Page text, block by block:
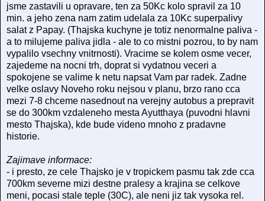
jsme zastavili u opravare, ten za 50Kc kolo spravil za 10
min. a jeho zena nam zatim udelala za 10Kc superpalivy
salat z Papay. (Thajska kuchyne je totiz nenormalne paliva -
a to milujeme paliva jidla - ale to co mistni pozrou, to by nam
vypalilo vsechny vnitrnosti). Vracime se kolem osme vecer,
zajedeme na nocni trh, doprat si vydatnou veceri a
spokojene se valime k netu napsat Vam par radek. Zadne
velke oslavy Noveho roku nejsou v planu, brzo rano cca
mezi 7-8 chceme nasednout na verejny autobus a prepravit
se do 300km vzdaleneho mesta Ayutthaya (puvodni hlavni
mesto Thajska), kde bude videno mnoho z pradavne
historie.
Zajimave informace:
- i presto, ze cele Thajsko je v tropickem pasmu tak zde cca
700km severne mizi destne pralesy a krajina se celkove
meni, pocasi stale teple (30C), ale neni jiz tak vysoka rel.